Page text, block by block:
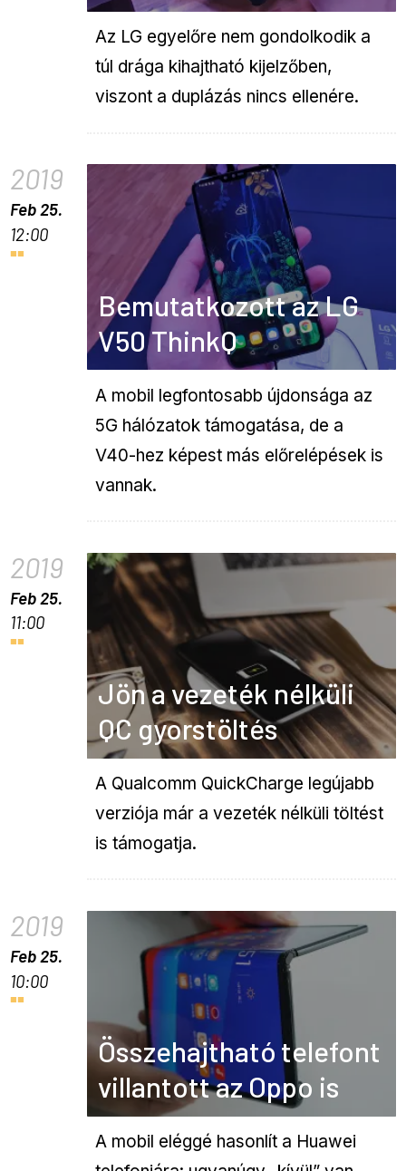
Az LG egyelőre nem gondolkodik a
túl drága kihajtható kijelzőben,
viszont a duplázás nincs ellenére.
2019
Feb 25.
12:00
Bemutatkozott az LG
V50 ThinkQ
A mobil legfontosabb újdonsága az
5G hálózatok támogatása, de a
V40-hez képest más előrelépések is
vannak.
2019
Feb 25.
11:00
Jön a vezeték nélküli
QC gyorstöltés
A Qualcomm QuickCharge legújabb
verziója már a vezeték nélküli töltést
is támogatja.
2019
Feb 25.
10:00
Összehajtható telefont
villantott az Oppo is
A mobil eléggé hasonlít a Huawei